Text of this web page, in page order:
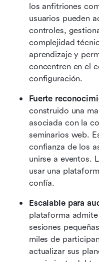
los anfitriones
usuarios pueden
controles,
complejidad
aprendizaje y
concentren en el
configuración.
Fuerte
construido una
asociada con la
seminarios web.
confianza de los
unirse a eventos.
usar una
confía.
Escalable para
plataforma
sesiones
miles de
actualizar sus